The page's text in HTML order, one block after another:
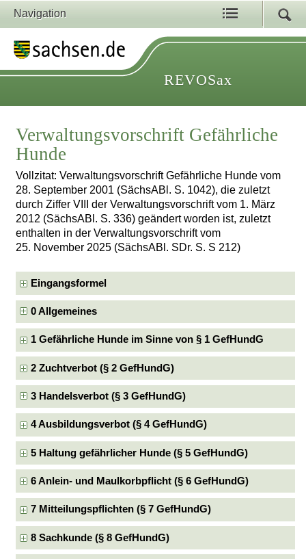
Navigation
REVOSax
Verwaltungsvorschrift Gefährliche
Hunde
Vollzitat: Verwaltungsvorschrift Gefährliche Hunde vom
28. September 2001 (SächsABl. S. 1042), die zuletzt
durch Ziffer VIII der Verwaltungsvorschrift vom 1. März
2012 (SächsABl. S. 336) geändert worden ist, zuletzt
enthalten in der Verwaltungsvorschrift vom
25. November 2025 (SächsABl. SDr. S. S 212)
Eingangsformel
0 Allgemeines
1 Gefährliche Hunde im Sinne von § 1 GefHundG
2 Zuchtverbot (§ 2 GefHundG)
3 Handelsverbot (§ 3 GefHundG)
4 Ausbildungsverbot (§ 4 GefHundG)
5 Haltung gefährlicher Hunde (§ 5 GefHundG)
6 Anlein- und Maulkorbpflicht (§ 6 GefHundG)
7 Mitteilungspflichten (§ 7 GefHundG)
8 Sachkunde (§ 8 GefHundG)